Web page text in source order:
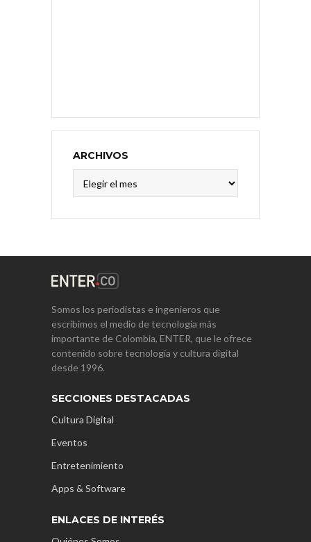
ARCHIVOS
Somos los periodistas e ingenieros que
escribimos el medio de tecnología más
importante de Colombia, ENTER, que le ofrece
contenido sobre tecnología y cultura digital
desde 1996.
SECCIONES DESTACADAS
Cultura Digital
Eventos
Entretenimiento
Apps & Software
ENLACES DE INTERÉS